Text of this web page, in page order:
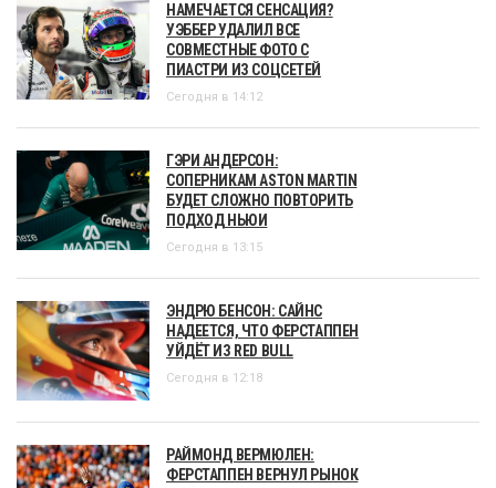
НАМЕЧАЕТСЯ СЕНСАЦИЯ?
УЭББЕР УДАЛИЛ ВСЕ
СОВМЕСТНЫЕ ФОТО С
ПИАСТРИ ИЗ СОЦСЕТЕЙ
Сегодня в 14:12
ГЭРИ АНДЕРСОН:
СОПЕРНИКАМ ASTON MARTIN
БУДЕТ СЛОЖНО ПОВТОРИТЬ
ПОДХОД НЬЮИ
Сегодня в 13:15
ЭНДРЮ БЕНСОН: САЙНС
НАДЕЕТСЯ, ЧТО ФЕРСТАППЕН
УЙДЁТ ИЗ RED BULL
Сегодня в 12:18
РАЙМОНД ВЕРМЮЛЕН:
ФЕРСТАППЕН ВЕРНУЛ РЫНОК